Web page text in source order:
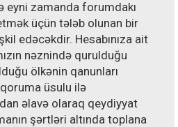
eyni zamanda forumdakı
üçün tələb olunan bir
edəcəkdir. Hesabınıza ait
nəznində qurulduğu
ölkənin qanunları
üsulu ilə
əlavə olaraq qeydiyyat
şərtləri altında toplana